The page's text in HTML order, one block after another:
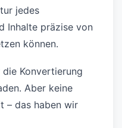
jedes
Inhalte präzise von
können.
Konvertierung
Aber keine
– das haben wir